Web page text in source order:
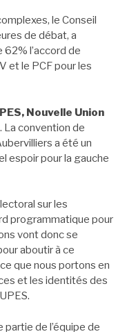
le Conseil
de débat, a
l’accord de
et le PCF pour les
Nouvelle Union
. La convention de
a été un
espoir pour la gauche
sur les
programmatique pour
vont donc se
aboutir à ce
que nous portons en
et les identités des
de l’équipe de